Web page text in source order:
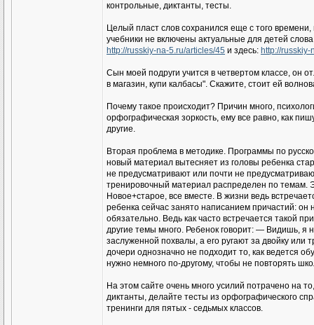
контрольные, диктанты, тесты.
Целый пласт слов сохранился еще с того
учебники не включены актуальные для детей
http://russkiy-na-5.ru/articles/45 и здесь: http://
Сын моей подруги учится в четвертом классе, он
в магазин, купи калбасы". Скажите, стоит ей
Почему такое происходит? Причин много,
орфографическая зоркость, ему все равно, как
другие.
Вторая проблема в методике. Программы по
новый материал вытесняет из головы ребенка
не предусматривают или почти не
тренировочный материал распределен по темам.
Новое+старое, все вместе. В жизни ведь
ребенка сейчас занято написанием причастий: он
обязательно. Ведь как часто встречается такой
другие темы много. Ребенок говорит: — Видишь, я
заслуженной похвалы, а его ругают за двойку или
дочери однозначно не подходит то, как ведется
нужно немного по-другому, чтобы не повторять
На этом сайте очень много усилий потрачено на
диктанты, делайте тесты из орфографического
тренинги для пятых - седьмых классов.